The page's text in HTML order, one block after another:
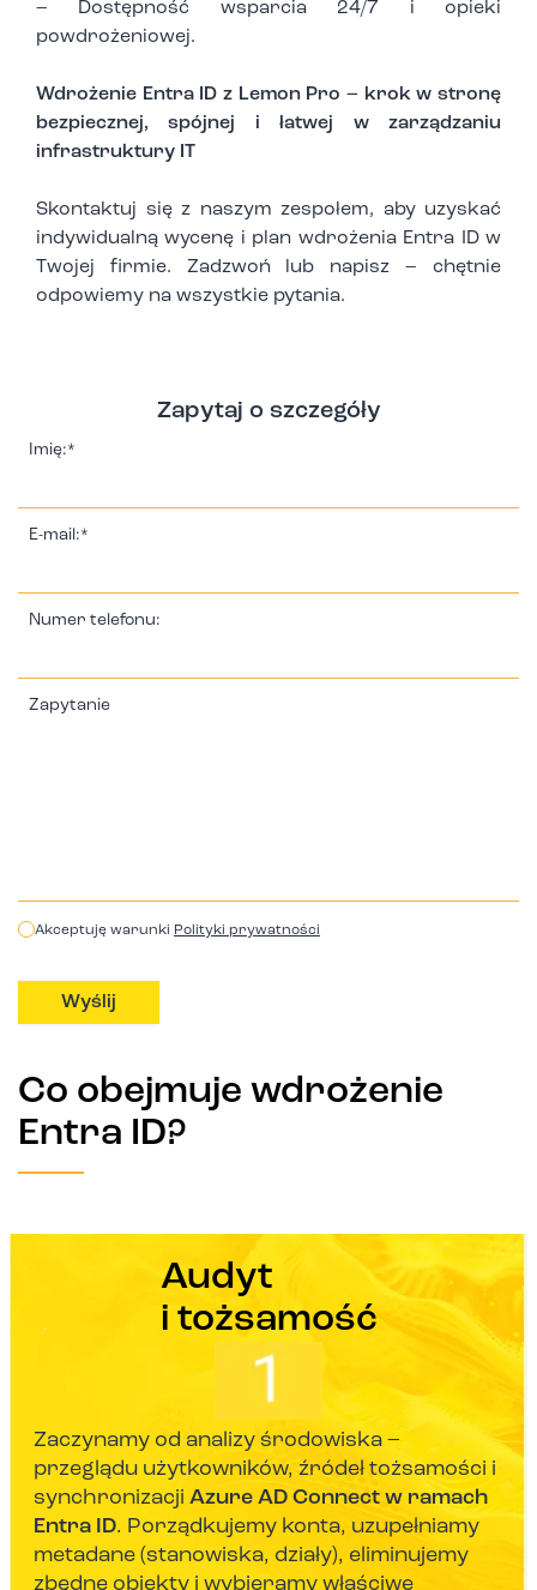
– Dostępność wsparcia 24/7 i opieki
powdrożeniowej.
Wdrożenie Entra ID z Lemon Pro – krok w stronę
bezpiecznej, spójnej i łatwej w zarządzaniu
infrastruktury IT
Skontaktuj się z naszym zespołem, aby uzyskać
indywidualną wycenę i plan wdrożenia Entra ID w
Twojej firmie. Zadzwoń lub napisz – chętnie
odpowiemy na wszystkie pytania.
Zapytaj o szczegóły
Imię:*
E-mail:*
Numer telefonu:
Zapytanie
Akceptuję warunki Polityki prywatności
Co obejmuje wdrożenie
Entra ID?
Audyt
i tożsamość
Zaczynamy od analizy środowiska –
przeglądu użytkowników, źródeł tożsamości i
synchronizacji Azure AD Connect w ramach
Entra ID. Porządkujemy konta, uzupełniamy
metadane (stanowiska, działy), eliminujemy
zbędne obiekty i wybieramy właściwe